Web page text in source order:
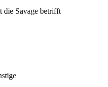
die Savage betrifft